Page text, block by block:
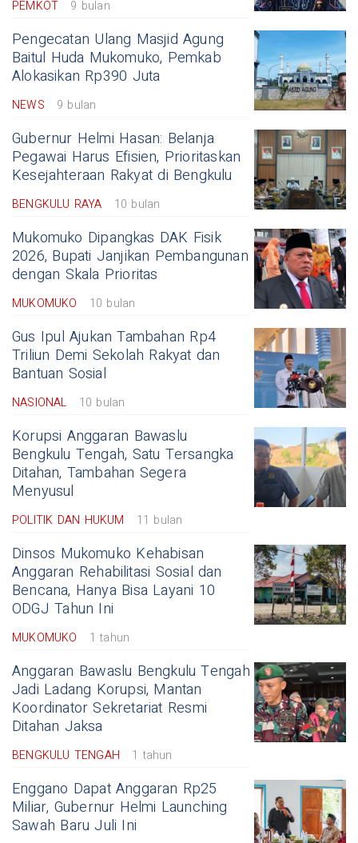
PEMKOT 9 bulan
Pengecatan Ulang Masjid Agung
Baitul Huda Mukomuko, Pemkab
Alokasikan Rp390 Juta
NEWS 9 bulan
Gubernur Helmi Hasan: Belanja
Pegawai Harus Efisien, Prioritaskan
Kesejahteraan Rakyat di Bengkulu
BENGKULU RAYA 10 bulan
Mukomuko Dipangkas DAK Fisik
2026, Bupati Janjikan Pembangunan
dengan Skala Prioritas
MUKOMUKO 10 bulan
Gus Ipul Ajukan Tambahan Rp4
Triliun Demi Sekolah Rakyat dan
Bantuan Sosial
NASIONAL 10 bulan
Korupsi Anggaran Bawaslu
Bengkulu Tengah, Satu Tersangka
Ditahan, Tambahan Segera
Menyusul
POLITIK DAN HUKUM 11 bulan
Dinsos Mukomuko Kehabisan
Anggaran Rehabilitasi Sosial dan
Bencana, Hanya Bisa Layani 10
ODGJ Tahun Ini
MUKOMUKO 1 tahun
Anggaran Bawaslu Bengkulu Tengah
Jadi Ladang Korupsi, Mantan
Koordinator Sekretariat Resmi
Ditahan Jaksa
BENGKULU TENGAH 1 tahun
Enggano Dapat Anggaran Rp25
Miliar, Gubernur Helmi Launching
Sawah Baru Juli Ini